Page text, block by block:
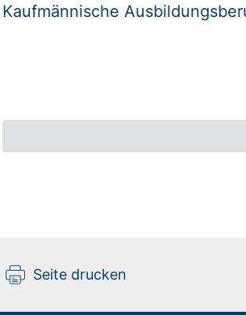
Kaufmännische
Seite drucken